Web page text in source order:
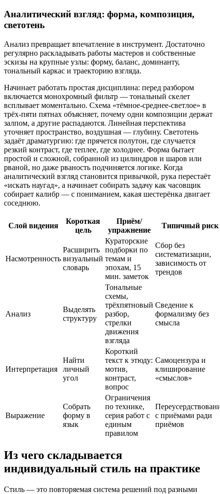
Аналитический взгляд: форма, композиция,
светотень
Анализ превращает впечатление в инструмент. Достаточно
регулярно раскладывать работы мастеров и собственные
эскизы на крупные узлы: форму, баланс, доминанту,
тональный каркас и траекторию взгляда.
Начинает работать простая дисциплина: перед разбором
включается монохромный фильтр — тональный скелет
всплывает моментально. Схема «тёмное-среднее-светлое» в
трёх-пяти пятнах объясняет, почему одни композиции держат
залпом, а другие распадаются. Линейная перспектива
уточняет пространство, воздушная — глубину. Светотень
задаёт драматургию: где прячется полутон, где случается
резкий контраст, где теплее, где холоднее. Форма бытает
простой и сложной, собранной из цилиндров и шаров или
рваной, но даже рваность подчиняется логике. Когда
аналитический взгляд становится привычкой, рука перестаёт
«искать наугад», а начинает собирать задачу как часовщик
собирает калибр — с пониманием, какая шестерёнка двигает
соседнюю.
Слой видения
Короткая
цель
Приём/
упражнение
Типичный риск
Насмотренность
Расширить
визуальный
словарь
Кураторские
подборки по
темам и
эпохам, 15
мин. заметок
Сбор без
систематизации,
зависимость от
трендов
Анализ
Выделять
структуру
Тональные
схемы,
трёхпятновый
разбор,
стрелки
движения
взгляда
Сведение к
формализму без
смысла
Интерпретация
Найти
личный
угол
Короткий
текст к этюду:
мотив,
контраст,
вопрос
Самоцензура и
клиширование
«смыслов»
Выражение
Собрать
форму в
язык
Ограничения
по технике,
серия работ с
единым
правилом
с приёмами ради
приёмов
Из чего складывается
индивидуальный стиль на практике
Стиль — это повторяемая система решений под разными